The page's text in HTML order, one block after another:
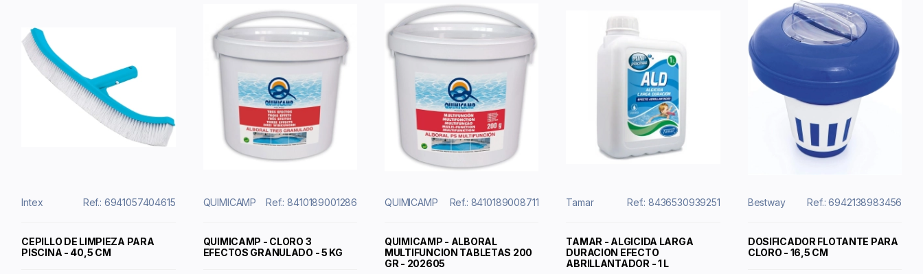
Intex Ref.: 6941057404615
CEPILLO DE LIMPIEZA PARA
PISCINA - 40,5 CM
QUIMICAMP Ref.: 8410189001286
QUIMICAMP - CLORO 3
EFECTOS GRANULADO - 5 KG
QUIMICAMP Ref.: 8410189008711
QUIMICAMP - ALBORAL
MULTIFUNCION TABLETAS 200
GR - 202605
Tamar Ref.: 8436530939251
TAMAR - ALGICIDA LARGA
DURACION EFECTO
ABRILLANTADOR - 1 L
Bestway Ref.: 6942138983456
DOSIFICADOR FLOTANTE PARA
CLORO - 16,5 CM